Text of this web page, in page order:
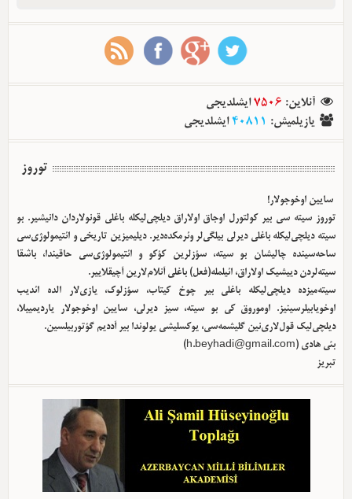
آنلاین:
7506ایشلدیجی
یازیلمیش:
40811ایشلدیجی
توروز
سایین اوخوجولار!
توروز سیته سی بیر کولتورل اوجاق اولا‌راق دیلچی‌لیکله باغلی قونولاردان دانیشیر. بو
سیته دیلچی‌لیکله باغلی دیرلی بیلگی‌لر وئرمکده‌دیر. دیلیمیزین تاریخی و ائتیمولوژی‌سی
ساحه‌سینده چالیشان بو سیته، سؤزلرین کؤکو و ائتیمولوژی‌سی حاقیندا، باشقا
سیته‌لردن دییشیک اولا‌راق، ائیلمله(فعل) باغلی آنلام‌لارین آچیقلاییر.
سیته‌میزده دیلچی‌لیکله باغلی بیر چوخ کیتاب، سؤزلوک، یازی‌لار الده ائدیب
اوخویابیلرسینیز. اوموروق کی بو سیته، سیز دیرلی، سایین اوخوجولار یاردیمییلا،
دیلچی‌لیک قول‌لاری‌نین گلیشمه‌سی، یوکسلیشی یولوندا بیر آددیم گؤتوربیلسین.
بئی هادی (h.beyhadi@gmail.com
)
تبریز